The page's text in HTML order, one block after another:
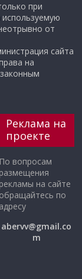
при
от
сайта
на
Реклама на
проекте
По вопросам
размещения
рекламы на сайте
обращайтесь по
адресу
abervv@gmail.co
m